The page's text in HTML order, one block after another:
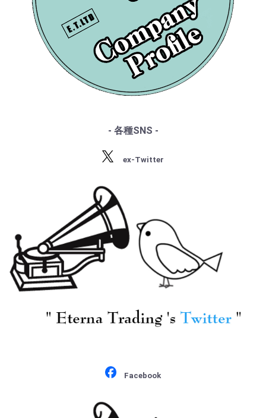
・グリーグ
・フォーレ
・プッチーニ
・マーラー
・ドビュッシー
・R.シュトラウス
・ストラヴィンスキー
・ショスタコーヴィチ
- 各種SNS -
ex-Twitter
Facebook